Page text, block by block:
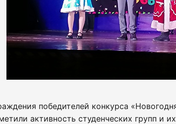
победителей конкурса
активность студенческих групп и